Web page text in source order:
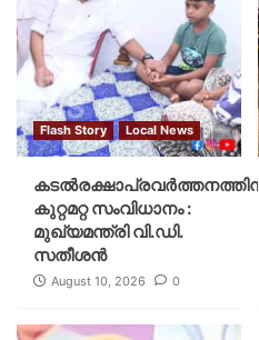
Flash Story Local News
കടല്‍രക്ഷാപ്രവര്‍ത്തനത്തിന്
കുറ്റമറ്റ സംവിധാനം :
മുഖ്യമന്ത്രി വി.ഡി.
സതീശന്‍
August 10, 2026 0